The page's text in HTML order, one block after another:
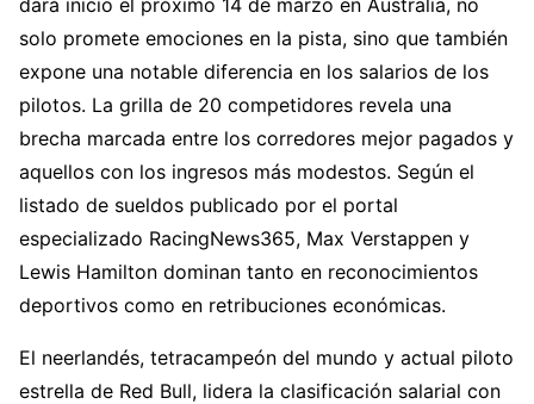
solo promete emociones en la pista, sino que también
expone una notable diferencia en los salarios de los
pilotos. La grilla de 20 competidores revela una
brecha marcada entre los corredores mejor pagados y
aquellos con los ingresos más modestos. Según el
listado de sueldos publicado por el portal
especializado RacingNews365, Max Verstappen y
Lewis Hamilton dominan tanto en reconocimientos
deportivos como en retribuciones económicas.
El neerlandés, tetracampeón del mundo y actual piloto
estrella de Red Bull, lidera la clasificación salarial con